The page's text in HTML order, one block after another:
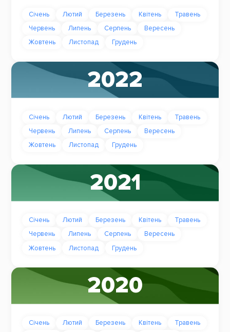
Січень Лютий Березень Квітень
Травень
Червень
Липень Серпень
Вересень
Жовтень
Листопад Грудень
2022
Січень Лютий Березень Квітень
Травень
Червень
Липень Серпень
Вересень
Жовтень
Листопад Грудень
2021
Січень Лютий Березень Квітень
Травень
Червень
Липень Серпень
Вересень
Жовтень
Листопад Грудень
2020
Січень Лютий Березень Квітень
Травень